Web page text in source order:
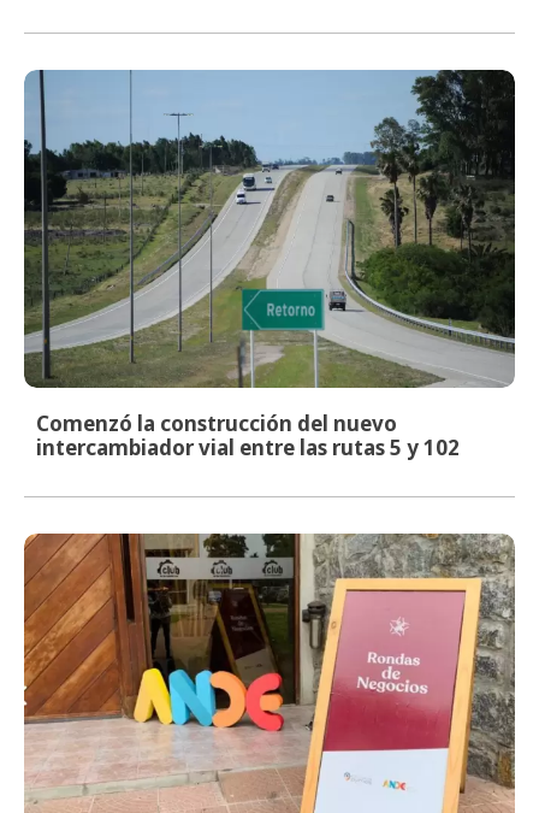
Comenzó la construcción del nuevo
intercambiador vial entre las rutas 5 y 102